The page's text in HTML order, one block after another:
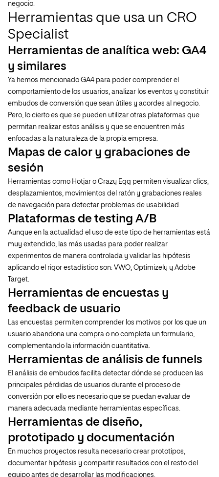
negocio.
Herramientas que usa un CRO
Specialist
Herramientas de analítica web: GA4
y similares
Ya hemos mencionado GA4 para poder comprender el
comportamiento de los usuarios, analizar los eventos y constituir
embudos de conversión que sean útiles y acordes al negocio.
Pero, lo cierto es que se pueden utilizar otras plataformas que
permitan realizar estos análisis y que se encuentren más
enfocadas a la naturaleza de la propia empresa.
Mapas de calor y grabaciones de
sesión
Herramientas como Hotjar o Crazy Egg permiten visualizar clics,
desplazamientos, movimientos del ratón y grabaciones reales
de navegación para detectar problemas de usabilidad.
Plataformas de testing A/B
Aunque en la actualidad el uso de este tipo de herramientas está
muy extendido, las más usadas para poder realizar
experimentos de manera controlada y validar las hipótesis
aplicando el rigor estadístico son: VWO, Optimizely y Adobe
Target.
Herramientas de encuestas y
feedback de usuario
Las encuestas permiten comprender los motivos por los que un
usuario abandona una compra o no completa un formulario,
complementando la información cuantitativa.
Herramientas de análisis de funnels
El análisis de embudos facilita detectar dónde se producen las
principales pérdidas de usuarios durante el proceso de
conversión por ello es necesario que se puedan evaluar de
manera adecuada mediante herramientas específicas.
Herramientas de diseño,
prototipado y documentación
En muchos proyectos resulta necesario crear prototipos,
documentar hipótesis y compartir resultados con el resto del
equipo antes de desarrollar las modificaciones.